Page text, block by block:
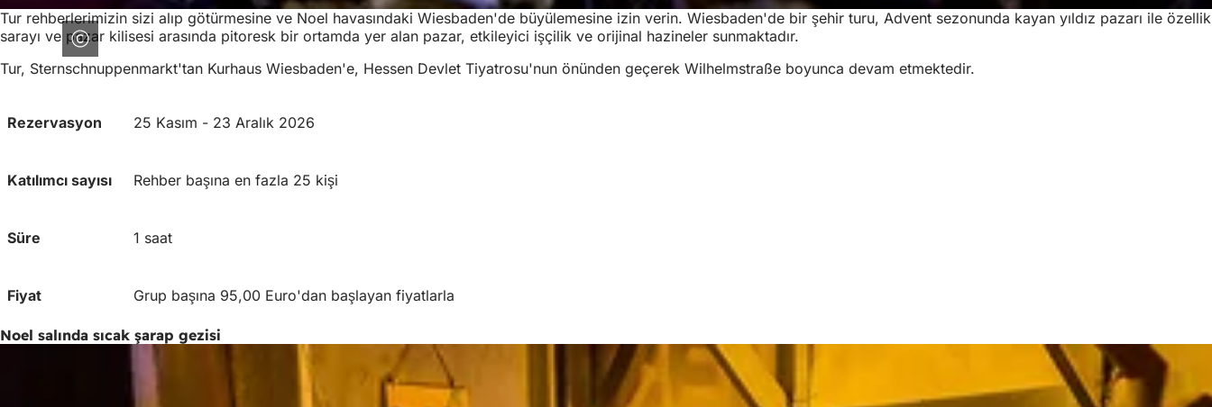
Tur rehberlerimizin sizi alıp götürmesine ve Noel havasındaki Wiesbaden'de büyülemesine izin verin. Wiesbaden'de bir şehir turu, Advent sezonunda kayan yıldız pazarı ile
sarayı ve pazar kilisesi arasında pitoresk bir ortamda yer alan pazar, etkileyici işçilik ve orijinal hazineler sunmaktadır.
Tur, Sternschnuppenmarkt'tan Kurhaus Wiesbaden'e, Hessen Devlet Tiyatrosu'nun önünden geçerek Wilhelmstraße boyunca devam etmektedir.
Rezervasyon 25 Kasım - 23 Aralık 2026
Katılımcı sayısı Rehber başına en fazla 25 kişi
Süre 1 saat
Fiyat Grup başına 95,00 Euro'dan başlayan fiyatlarla
Noel salında sıcak şarap gezisi